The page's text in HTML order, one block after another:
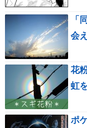
「
会
花
虹
ポ